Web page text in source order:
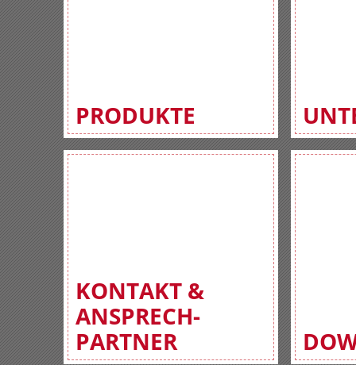
PRODUKTE
KONTAKT &
ANSPRECH-
PARTNER